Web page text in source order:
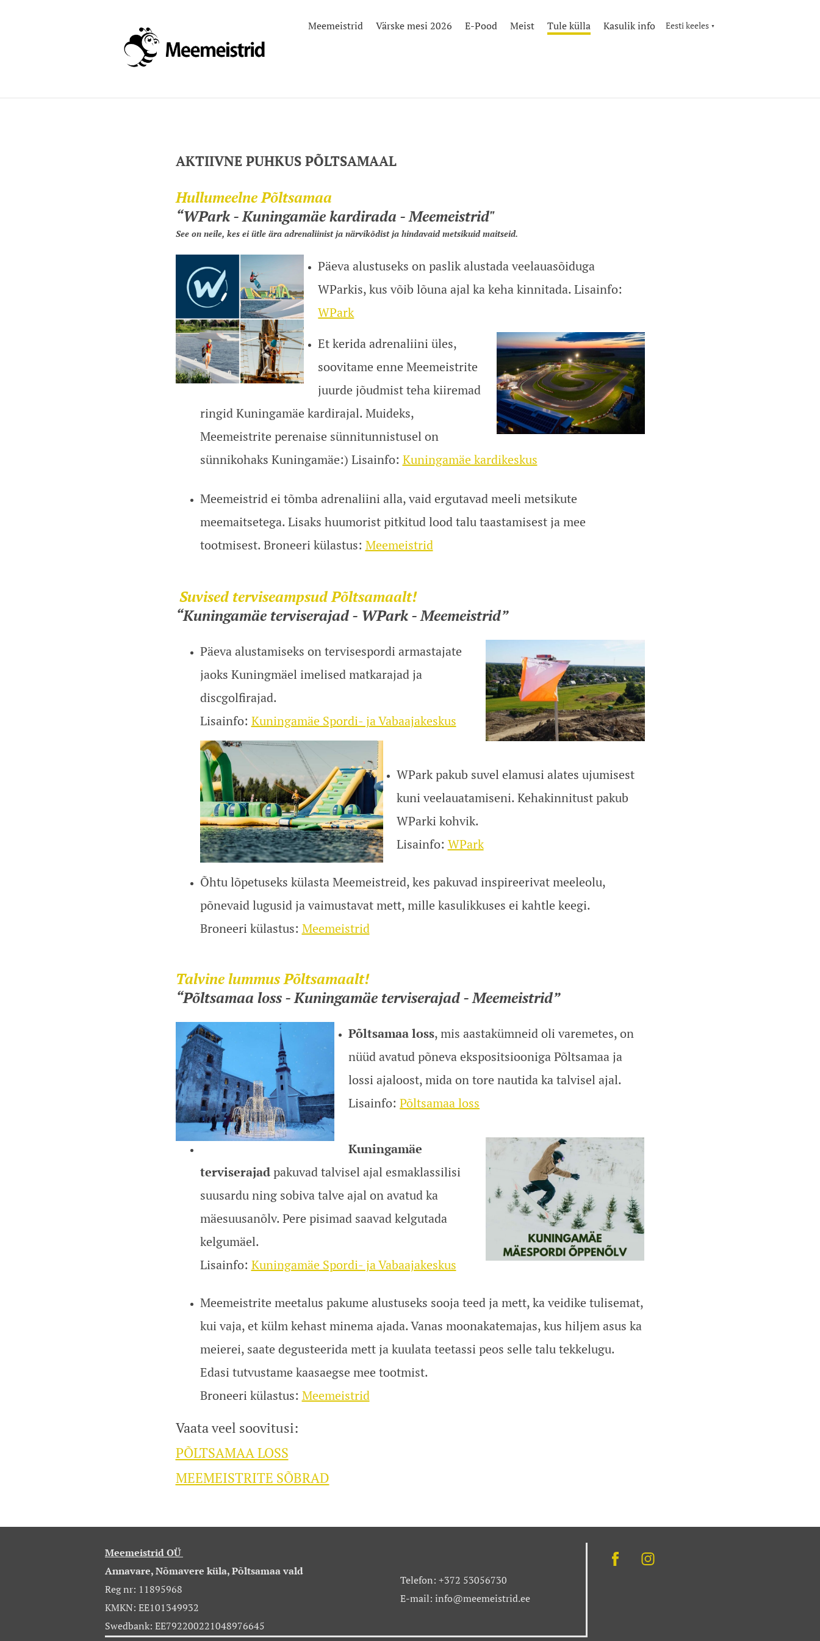
Meemeistrid Värske mesi 2026 E-Pood Meist Tule külla Kasulik info Eesti keeles ▼
AKTIIVNE PUHKUS PÕLTSAMAAL
Hullumeelne Põltsamaa
“WPark - Kuningamäe kardirada - Meemeistrid"
See on neile, kes ei ütle ära adrenaliinist ja närvikõdist ja hindavaid metsikuid maitseid.
Päeva alustuseks on paslik alustada veelauasõiduga
WParkis, kus võib lõuna ajal ka keha kinnitada. Lisainfo:
WPark
Et kerida adrenaliini üles,
soovitame enne Meemeistrite
juurde jõudmist teha kiiremad
ringid Kuningamäe kardirajal. Muideks,
Meemeistrite perenaise sünnitunnistusel on
sünnikohaks Kuningamäe:) Lisainfo: Kuningamäe kardikeskus
Meemeistrid ei tõmba adrenaliini alla, vaid ergutavad meeli metsikute
meemaitsetega. Lisaks huumorist pitkitud lood talu taastamisest ja mee
tootmisest. Broneeri külastus: Meemeistrid
Suvised terviseampsud Põltsamaalt!
“Kuningamäe terviserajad - WPark - Meemeistrid”
Päeva alustamiseks on tervisespordi armastajate
jaoks Kuningmäel imelised matkarajad ja
discgolfirajad.
Lisainfo: Kuningamäe Spordi- ja Vabaajakeskus
WPark pakub suvel elamusi alates ujumisest
kuni veelauatamiseni. Kehakinnitust pakub
WParki kohvik.
Lisainfo: WPark
Õhtu lõpetuseks külasta Meemeistreid, kes pakuvad inspireerivat meeleolu,
põnevaid lugusid ja vaimustavat mett, mille kasulikkuses ei kahtle keegi.
Broneeri külastus: Meemeistrid
Talvine lummus Põltsamaalt!
“Põltsamaa loss - Kuningamäe terviserajad - Meemeistrid”
Põltsamaa loss, mis aastakümneid oli varemetes, on
nüüd avatud põneva ekspositsiooniga Põltsamaa ja
lossi ajaloost, mida on tore nautida ka talvisel ajal.
Lisainfo:Põltsamaa loss
Kuningamäe
terviserajadpakuvad talvisel ajal esmaklassilisi
suusardu ning sobiva talve ajal on avatud ka
mäesuusanõlv. Pere pisimad saavad kelgutada
kelgumäel.
Lisainfo: Kuningamäe Spordi- ja Vabaajakeskus
Meemeistrite meetalus pakume alustuseks sooja teed ja mett, ka veidike tulisemat,
kui vaja, et külm kehast minema ajada. Vanas moonakatemajas, kus hiljem asus ka
meierei, saate degusteerida mett ja kuulata teetassi peos selle talu tekkelugu.
Edasi tutvustame kaasaegse mee tootmist.
Broneeri külastus: Meemeistrid
Vaata veel soovitusi:
PÕLTSAMAA LOSS
MEEMEISTRITE SÕBRAD
Meemeistrid OÜ
Annavare, Nõmavere küla, Põltsamaa vald
Reg nr: 11895968
KMKN: EE101349932
Swedbank: EE792200221048976645
Telefon: +372 53056730
E-mail: info@meemeistrid.ee